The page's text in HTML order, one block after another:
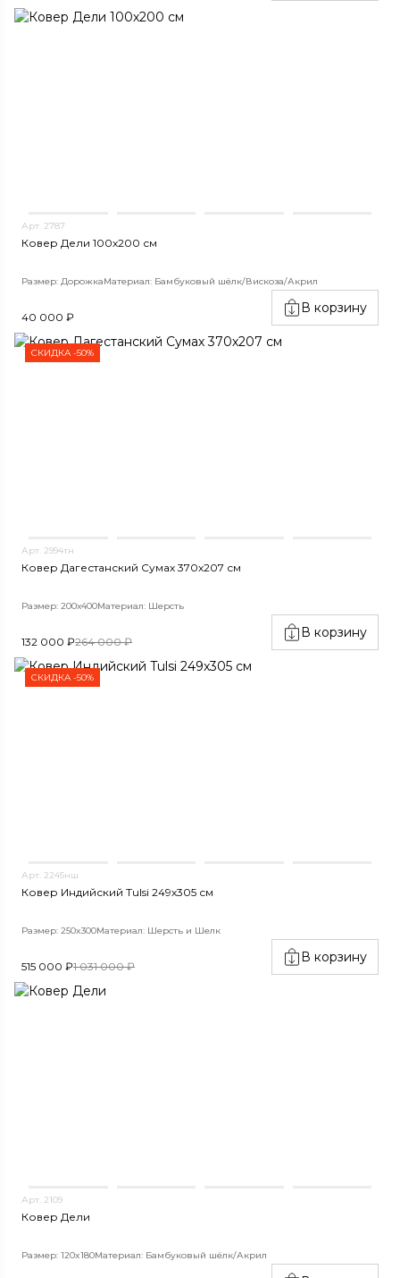
Арт. 2787
Ковер Дели 100х200 см
Размер: ДорожкаМатериал: Бамбуковый шёлк/Вискоза/Акрил
40 000 ₽
В корзину
СКИДКА -50%
Арт. 2994тн
Ковер Дагестанский Сумах 370х207 см
Размер: 200х400Материал: Шерсть
132 000 ₽264 000 ₽
В корзину
СКИДКА -50%
Арт. 2245нш
Ковер Индийский Tulsi 249x305 см
Размер: 250x300Материал: Шерсть и Шелк
515 000 ₽1 031 000 ₽
В корзину
Арт. 2109
Ковер Дели
Размер: 120x180Материал: Бамбуковый шёлк/Акрил